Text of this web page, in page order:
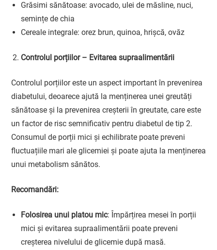
Grăsimi sănătoase: avocado, ulei de măsline, nuci,
semințe de chia
Cereale integrale: orez brun, quinoa, hrișcă, ovăz
Controlul porțiilor – Evitarea supraalimentării
Controlul porțiilor este un aspect important în prevenirea
diabetului, deoarece ajută la menținerea unei greutăți
sănătoase și la prevenirea creșterii în greutate, care este
un factor de risc semnificativ pentru diabetul de tip 2.
Consumul de porții mici și echilibrate poate preveni
fluctuațiile mari ale glicemiei și poate ajuta la menținerea
unui metabolism sănătos.
Recomandări:
Folosirea unui platou mic: Împărțirea mesei în porții
mici și evitarea supraalimentării poate preveni
creșterea nivelului de glicemie după masă.